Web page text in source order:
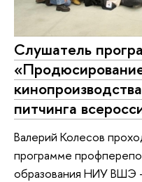
Слушатель
питчинга
Валерий Колесов
программе
образования НИУ